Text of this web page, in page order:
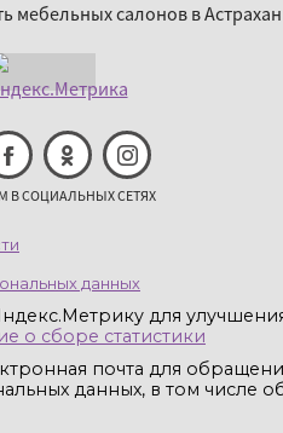
мебельных салонов в
В СОЦИАЛЬНЫХ СЕТЯХ
данных
для
о сборе статистики
почта для
данных, в том числе